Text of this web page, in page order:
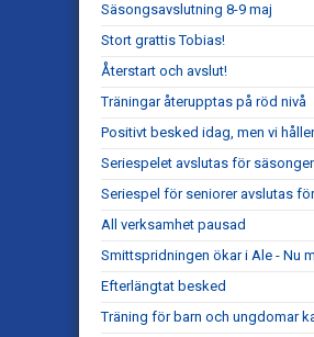
Säsongsavslutning 8-9 maj
Stort grattis Tobias!
Återstart och avslut!
Träningar återupptas på röd nivå
Positivt besked idag, men vi
Seriespelet avslutas för
Seriespel för seniorer avslutas
All verksamhet pausad
Smittspridningen ökar i Ale - Nu
Efterlängtat besked
Träning för barn och ungdomar